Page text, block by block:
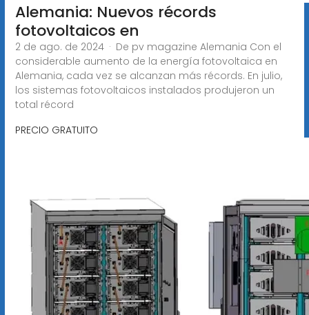
Alemania: Nuevos récords
fotovoltaicos en
2 de ago. de 2024 · De pv magazine Alemania Con el
considerable aumento de la energía fotovoltaica en
Alemania, cada vez se alcanzan más récords. En julio,
los sistemas fotovoltaicos instalados produjeron un
total récord
PRECIO GRATUITO